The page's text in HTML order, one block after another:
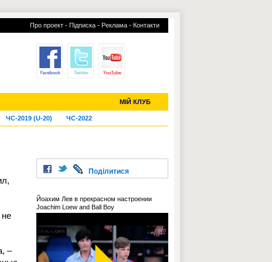
Про проект - Підписка - Реклама - Контакти
МІЙ КЛУБ
ЧС-2019 (U-20) ЧС-2022
УСІ ТРАНСФЕРИ
не
–
Поділитися
Йоахим Лев в прекрасном настроении
Joachim Loew and Ball Boy